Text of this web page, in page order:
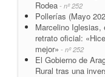
Rodea - nº 252
Pollerías (Mayo
Marcelino Iglesias,
retrato oficial:
mejor» - nº 252
El Gobierno de
Rural tras una